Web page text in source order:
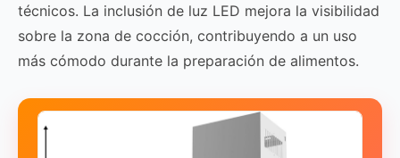
técnicos. La inclusión de luz LED mejora la visibilidad
sobre la zona de cocción, contribuyendo a un uso
más cómodo durante la preparación de alimentos.